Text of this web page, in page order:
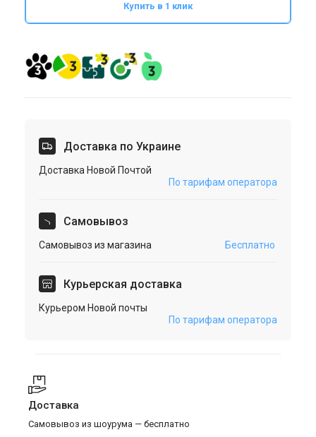
Купить в 1 клик
Доставка по Украине
Доставка Новой Почтой
По тарифам оператора
Cамовывоз
Самовывоз из магазина Бесплатно
Курьерская доставка
Курьером Новой почты
По тарифам оператора
Доставка
Самовывоз из шоурума — бесплатно